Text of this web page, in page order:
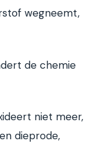
wegneemt,
de chemie
niet meer,
dieprode,